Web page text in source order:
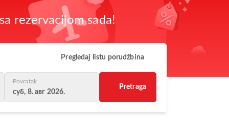
rezervacijom sada!
Pregledaj listu porudžbina
Povratak
суб, 8. авг 2026.
Pretraga